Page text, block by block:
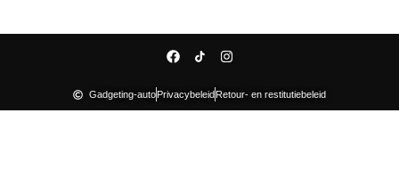
Gadgeting-autoPrivacybeleidRetour- en restitutiebeleid